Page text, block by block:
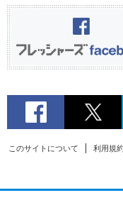
このサイトについて 利用規